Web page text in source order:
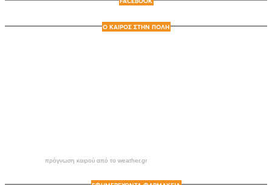
Ο ΚΑΙΡΟΣ ΣΤΗΝ ΠΟΛΗ
πρόγνωση καιρού από το weather.gr